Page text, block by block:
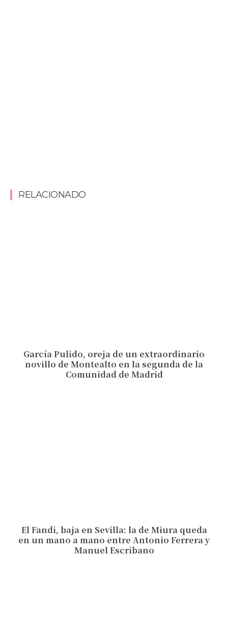
RELACIONADO
García Pulido, oreja de un extraordinario
novillo de Montealto en la segunda de la
Comunidad de Madrid
El Fandi, baja en Sevilla: la de Miura queda
en un mano a mano entre Antonio Ferrera y
Manuel Escribano